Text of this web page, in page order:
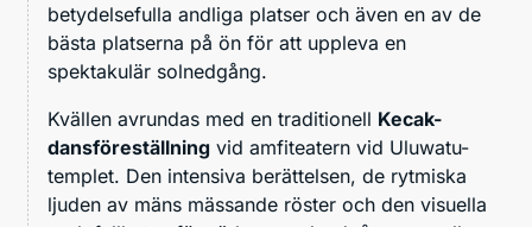
betydelsefulla andliga platser och även en av de
bästa platserna på ön för att uppleva en
spektakulär solnedgång.
Kvällen avrundas med en traditionell Kecak-
dansföreställning vid amfiteatern vid Uluwatu-
templet. Den intensiva berättelsen, de rytmiska
ljuden av mäns mässande röster och den visuella